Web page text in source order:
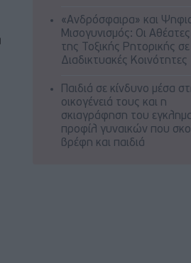
«Ανδρόσφαιρα» και
Μισογυνισμός: Οι Αθέατες
της Τοξικής Ρητορικής σε
Διαδικτυακές Κοινότητες
Παιδιά σε κίνδυνο μέσα
οικογένειά τους και η
σκιαγράφηση του
προφίλ γυναικών που
βρέφη και παιδιά